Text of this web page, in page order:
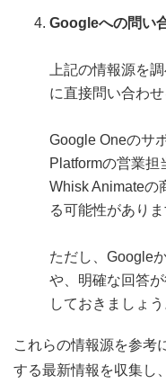
Googleへの問い
上記の情報源を
に直接問い合わ
Google Oneのサ
Platformの営業担
Whisk Animateの
る可能性がありま
ただし、Google
や、明確な回答
しておきましょう
これらの情報源を参考
する最新情報を収集し